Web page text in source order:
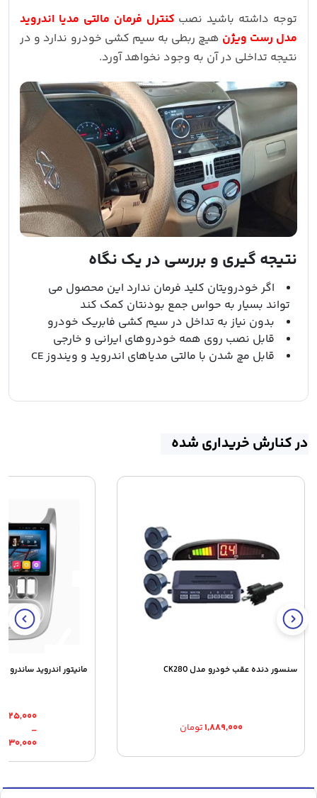
توجه داشته باشید نصب کنترل فرمان مالتی مدیا اندروید
مدل رست ویژن هیچ ربطی به سیم کشی خودرو ندارد و در
نتیجه تداخلی در آن به وجود نخواهد آورد.
نتیجه گیری و بررسی در یک نگاه
اگر خودرویتان کلید فرمان ندارد این محصول می
تواند بسیار به حواس جمع بودنتان کمک کند
بدون نیاز به تداخل در سیم کشی فابریک خودرو
قابل نصب روی همه خودروهای ایرانی و خارجی
قابل مچ شدن با مالتی مدیاهای اندروید و ویندوز CE
در کنارش خریداری شده
سنسور دنده عقب خودرو مدل CK280
۱,۸۸۹,۰۰۰تومان
مانیتور اندروید
–
Price
range:
۲۶,۲۳۰,۰۰۰